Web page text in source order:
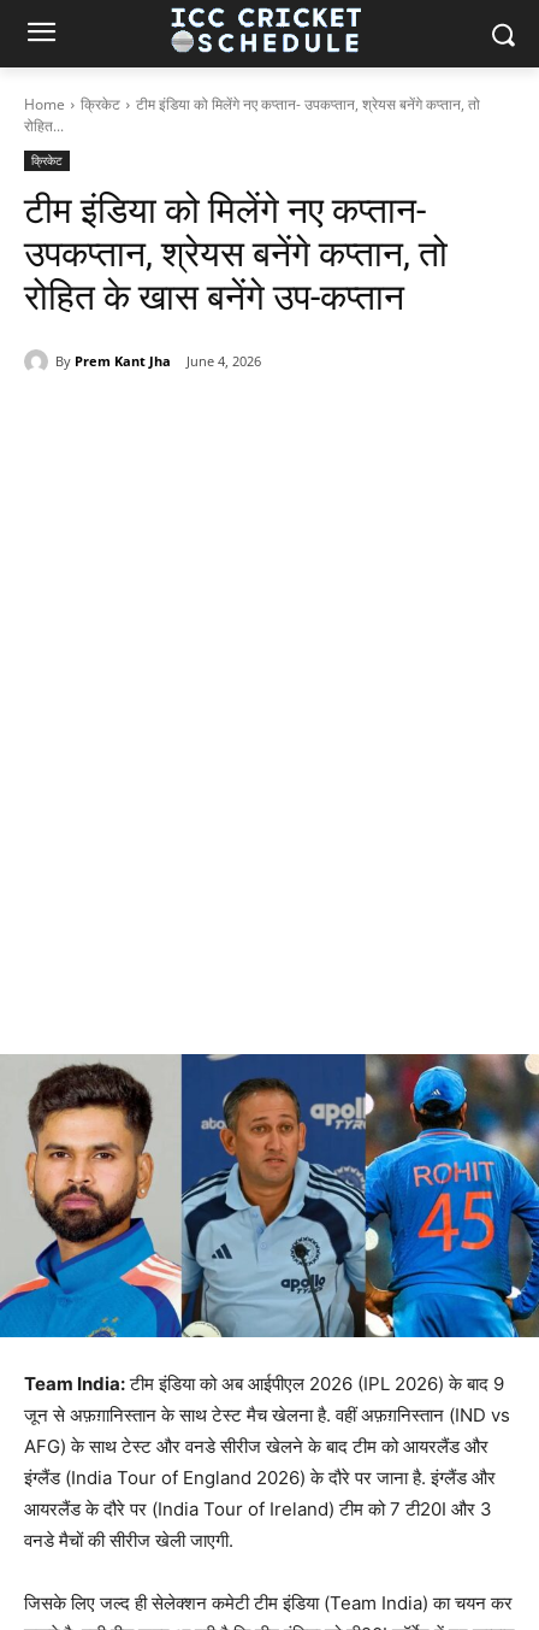
Home क्रिकेट
टीम इंडिया को मिलेंगे नए कप्तान- उपकप्तान, श्रेयस बनेंगे कप्तान, तो
रोहित...
क्रिकेट
टीम इंडिया को मिलेंगे नए कप्तान-
उपकप्तान, श्रेयस बनेंगे कप्तान, तो
रोहित के खास बनेंगे उप-कप्तान
By Prem Kant Jha June 4, 2026
Team India:टीम इंडिया को अब आईपीएल 2026 (IPL 2026) के बाद 9
जून से अफ़ग़ानिस्तान के साथ टेस्ट मैच खेलना है. वहीं अफ़ग़निस्तान (IND vs
AFG) के साथ टेस्ट और वनडे सीरीज खेलने के बाद टीम को आयरलैंड और
इंग्लैंड (India Tour of England 2026) के दौरे पर जाना है. इंग्लैंड और
आयरलैंड के दौरे पर (India Tour of Ireland) टीम को 7 टी20I और 3
वनडे मैचों की सीरीज खेली जाएगी.
जिसके लिए जल्द ही सेलेक्शन कमेटी टीम इंडिया (Team India) का चयन कर